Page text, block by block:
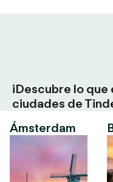
¡Descubre lo
ciudades de
Ámsterdam